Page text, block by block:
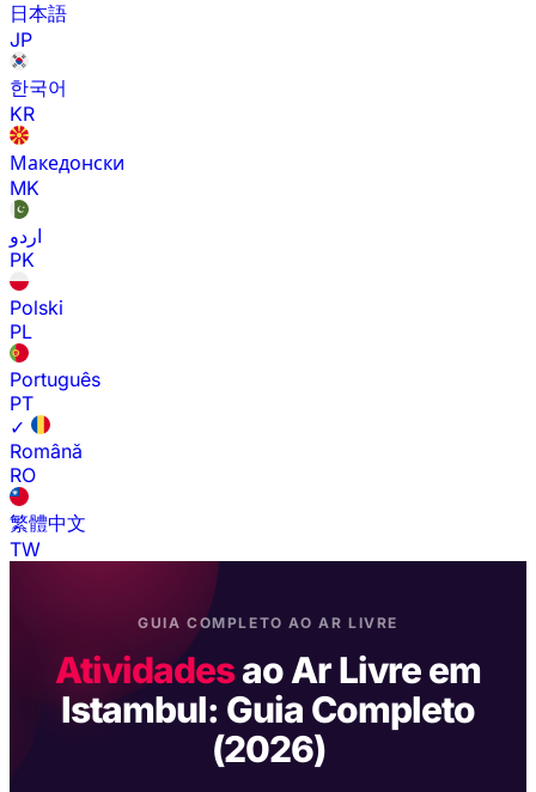
日本語
JP
한국어
KR
Македонски
MK
اردو
PK
Polski
PL
Português
PT
✓
Română
RO
繁體中文
TW
GUIA COMPLETO AO AR LIVRE
Atividadesao Ar Livre em
Istambul: Guia Completo
(2026)